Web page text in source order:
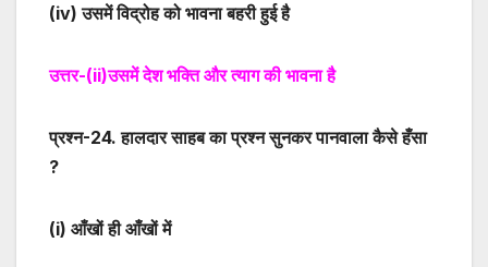
(iv) उसमें विद्रोह को भावना बहरी हुई है
उत्तर-(ii)उसमें देश भक्ति और त्याग की भावना है
प्रश्न-24. हालदार साहब का प्रश्न सुनकर पानवाला कैसे हँसा
?
(i) आँखों ही आँखों में